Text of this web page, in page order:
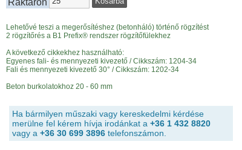
Lehetővé teszi a megerősítéshez (betonháló) történő rögzítést
2 rögzítőrés a B1 Prefix® rendszer rögzítőfülekhez
A következő cikkekhez használható:
Egyenes fali- és mennyezeti kivezető / Cikkszám: 1204-34
Fali és mennyezeti kivezető 30° / Cikkszám: 1202-34
Beton burkolatokhoz 20 - 60 mm
Ha bármilyen műszaki vagy kereskedelmi kérdése
merülne fel kérem hívja irodánkat a +36 1 432 8820
vagy a +36 30 699 3896 telefonszámon.